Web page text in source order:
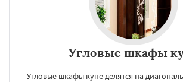
Угловые шкафы
Угловые шкафы купе делятся на